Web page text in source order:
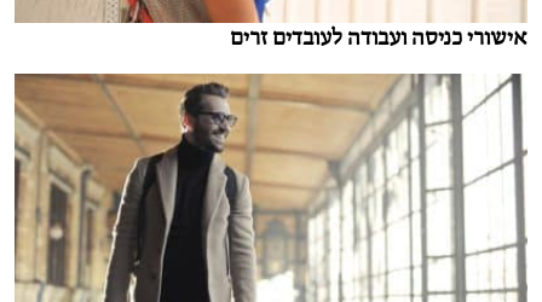
אישורי כניסה ועבודה לעובדים זרים